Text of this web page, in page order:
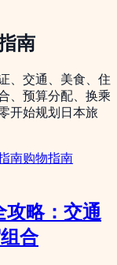
南
、交通、美食、住
、预算分配、换乘
开始规划日本旅
南购物指南
攻略：交通
合